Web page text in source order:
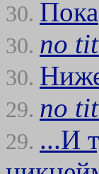
30. Пока
30. no
30.
29. no
29. ...И